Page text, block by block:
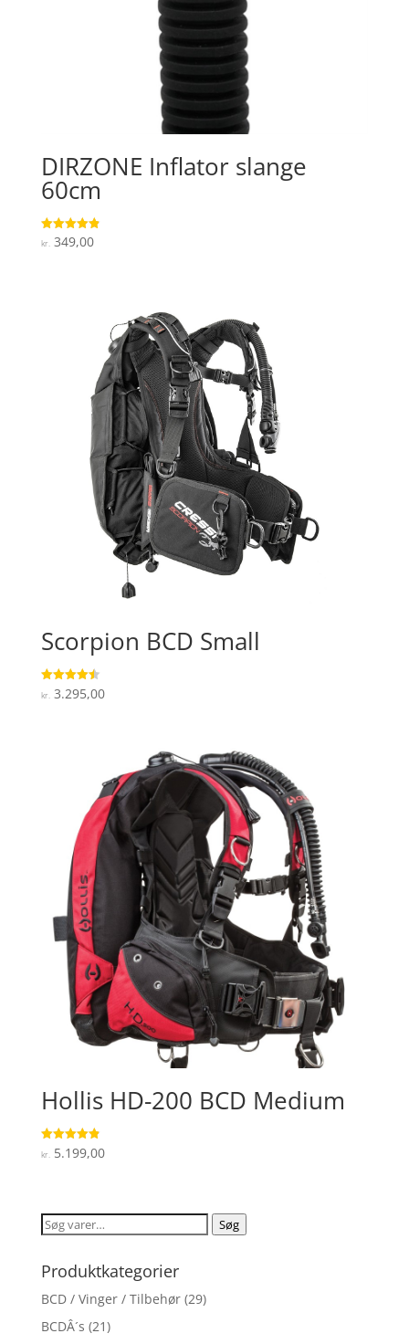
DIRZONE Inflator slange
60cm
Vurderet
4.9
kr.349,00
Scorpion BCD Small
Vurderet
4.5
kr.3.295,00
Hollis HD-200 BCD Medium
Vurderet
4.9
kr.5.199,00
Søg
Søg
Produktkategorier
BCD / Vinger / Tilbehør (29)
BCDÂ´s (21)